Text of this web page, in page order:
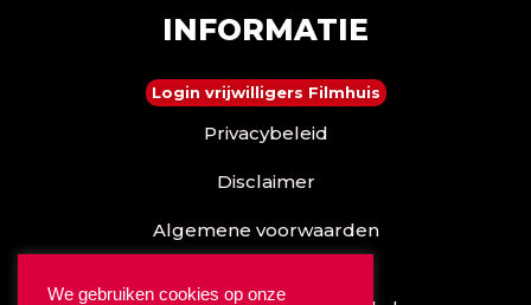
INFORMATIE
Login vrijwilligers Filmhuis
Privacybeleid
Disclaimer
Algemene voorwaarden
We gebruiken cookies op onze